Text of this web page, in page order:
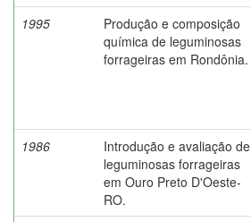
1995
Produção e composição
química de leguminosas
forrageiras em Rondônia.
1986
Introdução e avaliação de
leguminosas forrageiras
em Ouro Preto D'Oeste-
RO.